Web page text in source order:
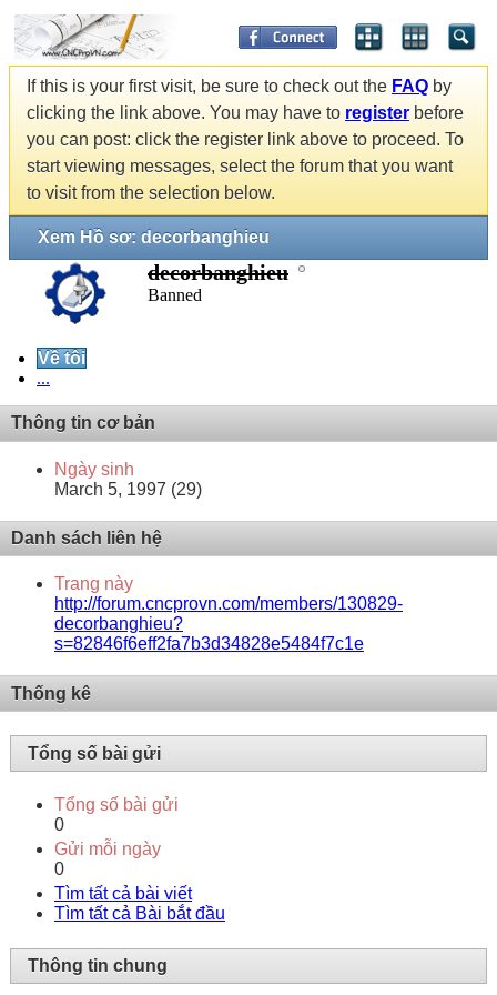
If this is your first visit, be sure to check out the FAQ by
clicking the link above. You may have to register before
you can post: click the register link above to proceed. To
start viewing messages, select the forum that you want
to visit from the selection below.
Xem Hồ sơ: decorbanghieu
decorbanghieu
Banned
Về tôi
...
Thông tin cơ bản
Ngày sinh
March 5, 1997 (29)
Danh sách liên hệ
Trang này
http://forum.cncprovn.com/members/130829-
decorbanghieu?
s=82846f6eff2fa7b3d34828e5484f7c1e
Thống kê
Tổng số bài gửi
Tổng số bài gửi
0
Gửi mỗi ngày
0
Tìm tất cả bài viết
Tìm tất cả Bài bắt đầu
Thông tin chung